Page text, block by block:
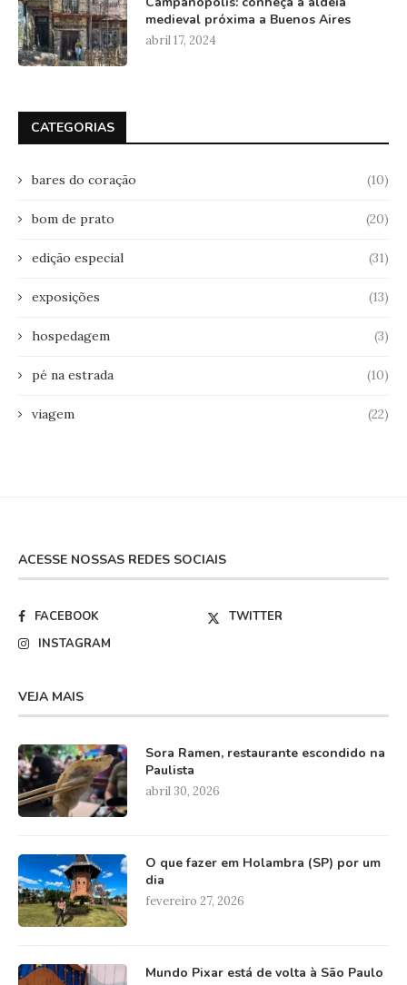
medieval próxima a Buenos Aires
abril 17, 2024
CATEGORIAS
bares do coração (10)
bom de prato (20)
edição especial (31)
exposições (13)
hospedagem (3)
pé na estrada (10)
viagem (22)
ACESSE NOSSAS REDES SOCIAIS
FACEBOOK
TWITTER
INSTAGRAM
VEJA MAIS
Sora Ramen, restaurante escondido na
Paulista
abril 30, 2026
O que fazer em Holambra (SP) por um
dia
fevereiro 27, 2026
Mundo Pixar está de volta à São Paulo